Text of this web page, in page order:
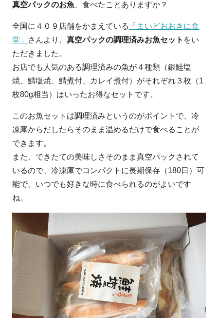
真空パックのお魚 、食べたことありますか？
全国に４０９店舗をかまえている
「まいどおおきに食
堂」
さんより、 真空パックの調理済みお魚セット をい
ただきました。
お店でも人気のある調理済みの魚が４種類（銀鮭塩
焼、鯖塩焼、鯖煮付、カレイ煮付）がそれぞれ３枚（1
枚80g相当）はいったお得なセットです。
このお魚セットは調理済みというのがポイントで、冷
凍庫からだしたらそのまま温めるだけで食べることが
できます。
また、できたての美味しさそのまま真空パックされて
いるので、冷凍庫でコンパクトに長期保存（180日）可
能で、いつでも好きな時に食べられるのがよいです
ね。